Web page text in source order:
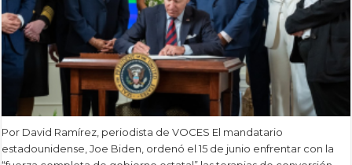
Por David Ramírez, periodista de VOCES El mandatario
estadounidense, Joe Biden, ordenó el 15 de junio enfrentar con la